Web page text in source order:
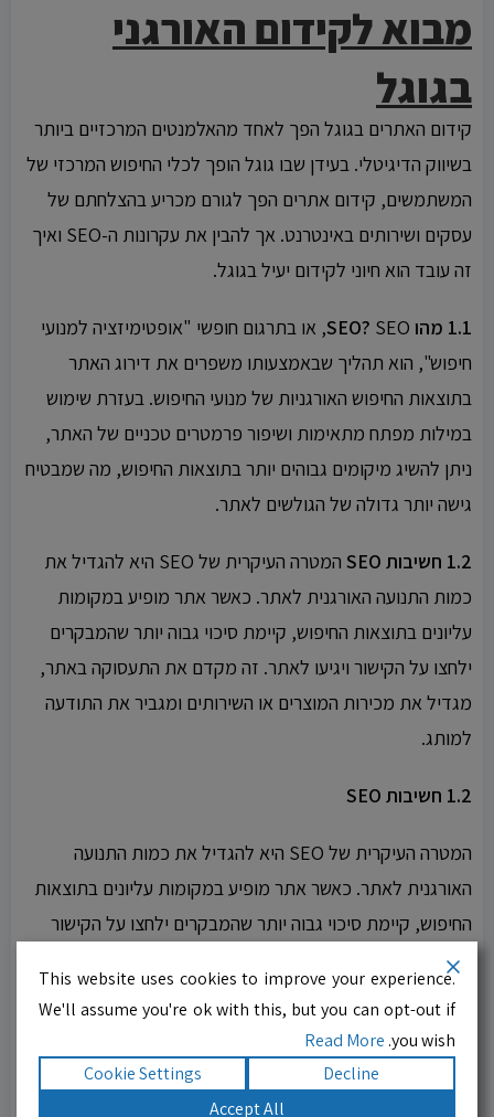
מבוא לקידום האורגני
בגוגל
קידום האתרים בגוגל הפך לאחד מהאלמנטים המרכזיים ביותר
בשיווק הדיגיטלי. בעידן שבו גוגל הופך לכלי החיפוש המרכזי של
המשתמשים, קידום אתרים הפך לגורם מכריע בהצלחתם של
עסקים ושירותים באינטרנט. אך להבין את עקרונות ה-SEO ואיך
זה עובד הוא חיוני לקידום יעיל בגוגל.
1.1 מהו SEO?
SEO, או בתרגום חופשי "אופטימיזציה למנועי
חיפוש", הוא תהליך שבאמצעותו משפרים את דירוג האתר
בתוצאות החיפוש האורגניות של מנועי החיפוש. בעזרת שימוש
במילות מפתח מתאימות ושיפור פרמטרים טכניים של האתר,
ניתן להשיג מיקומים גבוהים יותר בתוצאות החיפוש, מה שמבטיח
גישה יותר גדולה של הגולשים לאתר.
1.2 חשיבות SEO
המטרה העיקרית של SEO היא להגדיל את
כמות התנועה האורגנית לאתר. כאשר אתר מופיע במקומות
עליונים בתוצאות החיפוש, קיימת סיכוי גבוה יותר שהמבקרים
ילחצו על הקישור ויגיעו לאתר. זה מקדם את התעסוקה באתר,
מגדיל את מכירות המוצרים או השירותים ומגביר את התודעה
למותג.
1.2 חשיבות SEO
המטרה העיקרית של SEO היא להגדיל את כמות התנועה
האורגנית לאתר. כאשר אתר מופיע במקומות עליונים בתוצאות
החיפוש, קיימת סיכוי גבוה יותר שהמבקרים ילחצו על הקישור
ויגיעו לאתר. זה מקדם את התעסוקה באתר, מגדיל את מכירות
המוצרים או השירותים ומגביר את התודעה למותג.
בנוסף, כאשר התוכן מתאים ומקטין את ניתוב המשתמשים
בחיפושים, הוא מסייע לבניית אמון ואפקטיביות על המותג. זה
This website uses cookies to improve your experience.
We'll assume you're ok with this, but you can opt-out if
you wish.
Read More
Decline
Cookie Settings
Accept All